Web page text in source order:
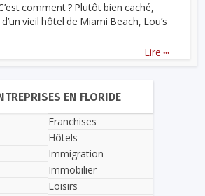
comment ? Plutôt bien caché,
vieil hôtel de Miami Beach, Lou’s
Lire ...
EN FLORIDE
Franchises
Hôtels
Immigration
Immobilier
Loisirs